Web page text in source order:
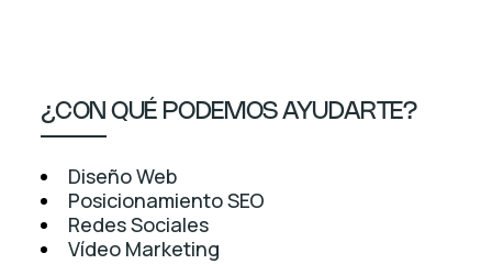
¿CON QUÉ PODEMOS AYUDARTE?
Diseño Web
Posicionamiento SEO
Redes Sociales
Vídeo Marketing